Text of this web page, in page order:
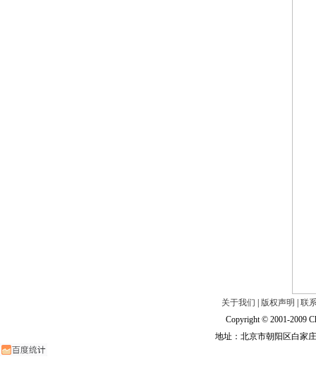
关于我们 版权声明
联
Copyright © 2001-2009
地址：北京市朝阳区白家